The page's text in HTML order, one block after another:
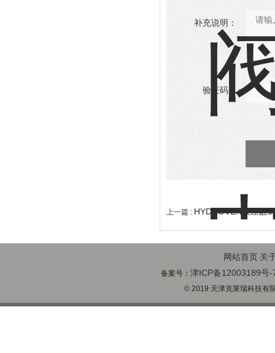
补充说明：
验证码：
上一篇 : HYDROVEN液压缸
网站首页 关
备案号：津ICP备12003189号-
© 2019 天津克莱瑞科技有